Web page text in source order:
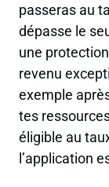
passeras au
dépasse le
une
revenu
exemple
tes
éligible au
l’application